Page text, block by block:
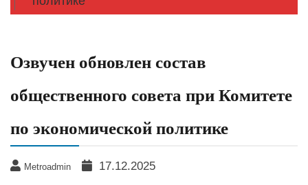
Озвучен обновлен состав
общественного совета при Комитете
по экономической политике
Metroadmin 17.12.2025